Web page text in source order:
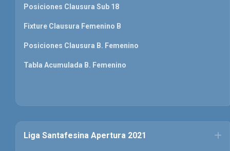
Posiciones Clausura Sub 18
Fixture Clausura Femenino B
Posiciones Clausura B. Femenino
Tabla Acumulada B. Femenino
Liga Santafesina Apertura 2021